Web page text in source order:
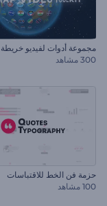
مجموعة أدوات لفيديو خريطة
300 مشاهد
حزمة فن الخط للاقتباسات
100 مشاهد